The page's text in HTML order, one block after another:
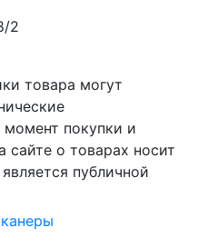
2
товара могут
момент покупки и
о товарах носит
публичной